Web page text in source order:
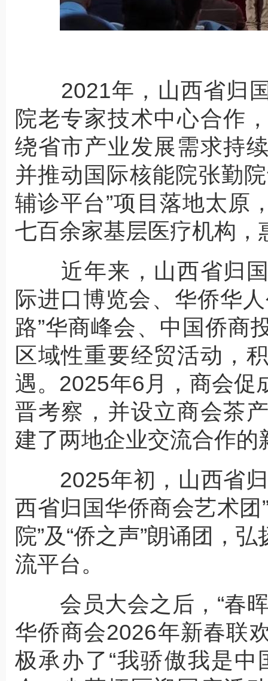
2021年，山西省归国
院老专家技术中心合作
绕省市产业发展需求持
并推动国际核能院张勤
辅诊平台”项目落地太原
七百余家基层医疗机构，
近年来，山西省归国
际进口博览会、华侨华
路”华商峰会、中国侨商
区域性重要经贸活动，
遇。2025年6月，商会促
晋考察，并设立商会茶
建了两地企业交流合作的
2025年初，山西省归
西省归国华侨商会艺术团
院”及“侨之声”朗诵团，
流平台。
会员大会之后，“春晖
华侨商会2026年新春联
极承办了“我骄傲我是